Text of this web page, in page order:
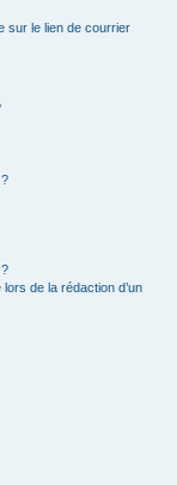
sur le lien de courrier
de la rédaction d’un